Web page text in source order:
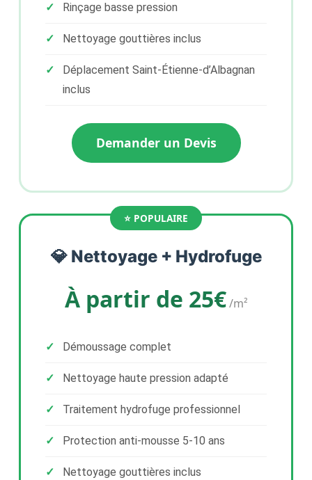
Rinçage basse pression
Nettoyage gouttières inclus
Déplacement Saint-Étienne-d’Albagnan
inclus
Demander un Devis
💎 Nettoyage + Hydrofuge
À partir de 25€/m²
Démoussage complet
Nettoyage haute pression adapté
Traitement hydrofuge professionnel
Protection anti-mousse 5-10 ans
Nettoyage gouttières inclus